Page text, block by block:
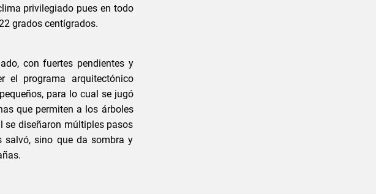
privilegiado pues en todo
grados centígrados.
con fuertes pendientes y
el programa arquitectónico
para lo cual se jugó
que permiten a los árboles
se diseñaron múltiples pasos
sino que da sombra y